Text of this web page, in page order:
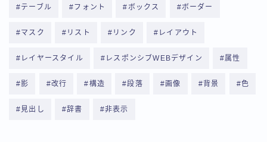
テーブル フォント ボックス ボーダー
マスク リスト リンク レイアウト
レイヤースタイル レスポンシブWEBデザイン 属性
影 改行 構造 段落 画像 背景 色
見出し 辞書 非表示